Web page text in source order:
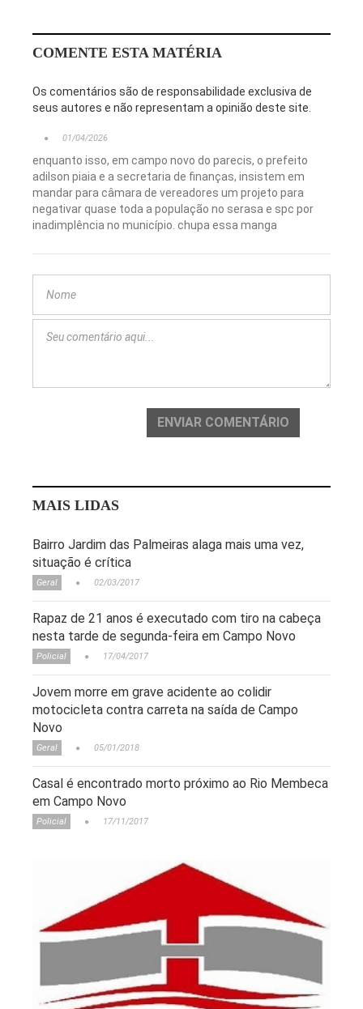
COMENTE ESTA MATÉRIA
Os comentários são de responsabilidade exclusiva de
seus autores e não representam a opinião deste site.
01/04/2026
enquanto isso, em campo novo do parecis, o prefeito
adilson piaia e a secretaria de finanças, insistem em
mandar para câmara de vereadores um projeto para
negativar quase toda a população no serasa e spc por
inadimplência no município. chupa essa manga
ENVIAR COMENTÁRIO
MAIS LIDAS
Bairro Jardim das Palmeiras alaga mais uma vez,
situação é crítica
Geral 02/03/2017
Rapaz de 21 anos é executado com tiro na cabeça
nesta tarde de segunda-feira em Campo Novo
Policial 17/04/2017
Jovem morre em grave acidente ao colidir
motocicleta contra carreta na saída de Campo
Novo
Geral 05/01/2018
Casal é encontrado morto próximo ao Rio Membeca
em Campo Novo
Policial 17/11/2017